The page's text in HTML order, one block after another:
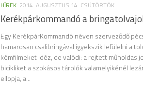
HÍREK 2014. AUGUSZTUS 14. CSÜTÖRTÖK
Kerékpárkommandó a
Egy KerékpárKommandó néven szerveződő
hamarosan csalibringával igyekszik lefülelni a
kémfilmeket idéz, de valódi: a rejtett műholdas
bicikliket a szokásos tárolók valamelyikénél
ellopja, a...